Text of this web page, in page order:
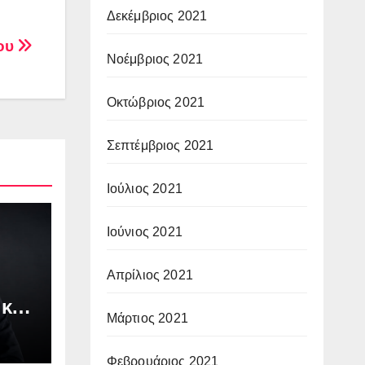
Δεκέμβριος 2021
Νοέμβριος 2021
Οκτώβριος 2021
Σεπτέμβριος 2021
Ιούλιος 2021
Ιούνιος 2021
Απρίλιος 2021
Μάρτιος 2021
Φεβρουάριος 2021